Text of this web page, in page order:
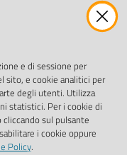
e di sessione per
sito, e cookie analitici per
degli utenti. Utilizza
statistici. Per i cookie di
sul pulsante
i cookie oppure
Policy.